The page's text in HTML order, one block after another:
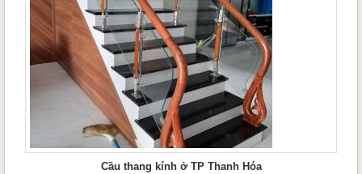
Cầu thang kính ở TP Thanh Hóa